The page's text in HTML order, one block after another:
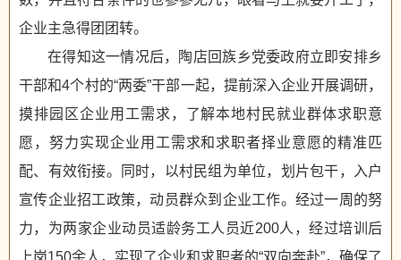
企业主急得团团转。
在得知这一情况后，陶店回族乡党委政府立即安排乡
干部和4个村的“两委”干部一起，提前深入企业开展调研，
摸排园区企业用工需求，了解本地村民就业群体求职意
愿，努力实现企业用工需求和求职者择业意愿的精准匹
配、有效衔接。同时，以村民组为单位，划片包干，入户
宣传企业招工政策，动员群众到企业工作。经过一周的努
力，为两家企业动员适龄务工人员近200人，经过培训后
上岗150余人，实现了企业和求职者的“双向奔赴”，确保了